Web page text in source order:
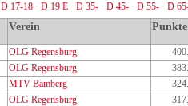
D 17-18 · D 19 E · D 35- · D 45- · D 55- · D
Verein Punkte
OLG Regensburg
OLG Regensburg
MTV Bamberg
OLG Regensburg